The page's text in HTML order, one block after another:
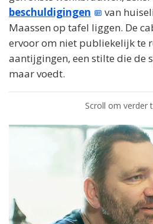
beschuldigingen
van
Maassen op tafel liggen. De
ervoor om niet publiekelijk te
aantijgingen, een stilte die de
maar voedt.
Scroll om verder